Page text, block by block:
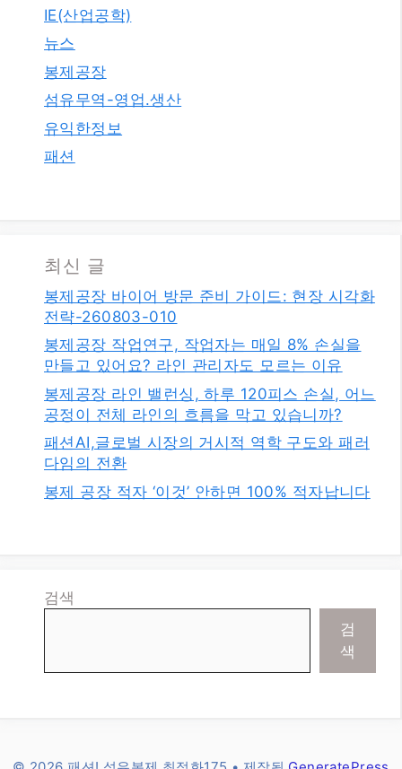
IE(산업공학)
뉴스
봉제공장
섬유무역-영업.생산
유익한정보
패션
최신 글
봉제공장 바이어 방문 준비 가이드: 현장 시각화
전략-260803-010
봉제공장 작업연구, 작업자는 매일 8% 손실을
만들고 있어요? 라인 관리자도 모르는 이유
봉제공장 라인 밸런싱, 하루 120피스 손실, 어느
공정이 전체 라인의 흐름을 막고 있습니까?
패션AI,글로벌 시장의 거시적 역학 구도와 패러
다임의 전환
봉제 공장 적자 ‘이것’ 안하면 100% 적자납니다
검색
검
색